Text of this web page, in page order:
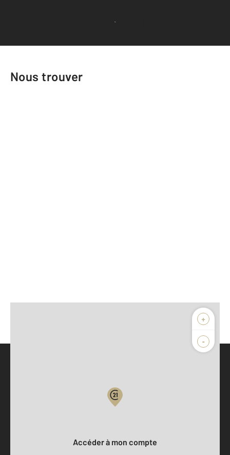
Voir tous les avis clients
Nous trouver
+
-
Accéder à mon compte